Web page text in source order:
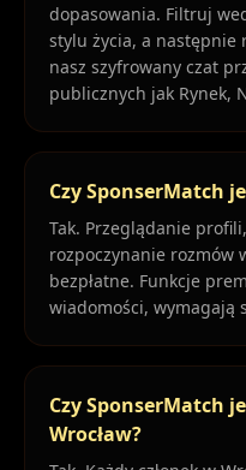
dopasowania. Filtruj
stylu życia, a następnie
nasz szyfrowany czat
publicznych jak Rynek,
Czy SponserMatch
Tak. Przeglądanie
rozpoczynanie rozmów
bezpłatne. Funkcje
wiadomości, wymagają
Czy SponserMatch
Wrocław?